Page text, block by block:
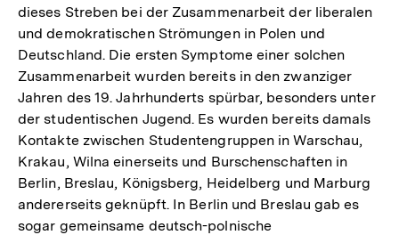
dieses Streben bei der Zusammenarbeit der liberalen
und demokratischen Strömungen in Polen und
Deutschland. Die ersten Symptome einer solchen
Zusammenarbeit wurden bereits in den zwanziger
Jahren des 19. Jahrhunderts spürbar, besonders unter
der studentischen Jugend. Es wurden bereits damals
Kontakte zwischen Studentengruppen in Warschau,
Krakau, Wilna einerseits und Burschenschaften in
Berlin, Breslau, Königsberg, Heidelberg und Marburg
andererseits geknüpft. In Berlin und Breslau gab es
sogar gemeinsame deutsch-polnische